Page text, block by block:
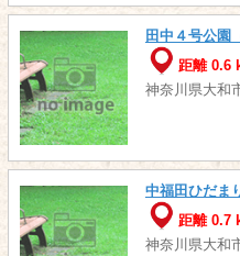
田中４号公園
距離 0.6
神奈川県大和
中福田ひだま
距離 0.7
神奈川県大和